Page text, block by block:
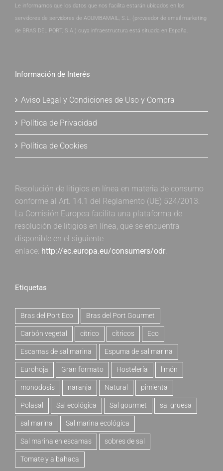
Le informamos que los datos que nos facilita estarán ubicados en los
servidores de servidores de ACUMBAMAIL, S.L. (proveedor de email marketing
de BRAS DEL PORT, S.A.) cuya infraestructura está situada en España.
Información de Interés
Aviso Legal y Condiciones de Uso y Compra
Política de Privacidad
Política de Cookies
Resolución de litigios en línea en materia de consumo
conforme al Art. 14.1 del Reglamento (UE) 524/2013:
La Comisión Europea facilita una plataforma de
resolución de litigios en línea, que se encuentra
disponible en el siguiente
enlace: http://ec.europa.eu/consumers/odr.
Etiquetas
Bras del Port Eco Bras del Port Gourmet
Carbón vegetal cítrico cítricos Eco
Escamas de sal marina Espuma de sal marina
Eurohoja Gran formato Hostelería limón
monodosis naranja Natural pimienta
Polasal Sal ecológica Sal gourmet sal gruesa
sal marina Sal marina ecológica
Sal marina en escamas sobres de sal
Tomate y albahaca